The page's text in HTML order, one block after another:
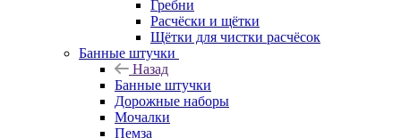
Гребни
Расчёски и щётки
Щётки для чистки расчёсок
Банные штучки
Назад
Банные штучки
Дорожные наборы
Мочалки
Пемза